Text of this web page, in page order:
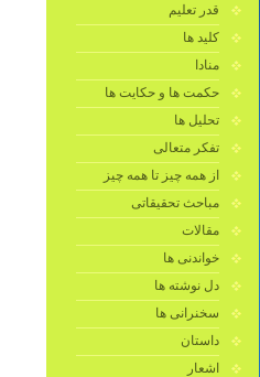
قدر تعلیم
کلید ها
منادا
حکمت ها و حکایت ها
تحلیل ها
تفکر متعالی
از همه چیز تا همه چیز
مباحث تحقیقاتی
مقالات
خواندنی ها
دل نوشته ها
سخنرانی ها
داستان
اشعار